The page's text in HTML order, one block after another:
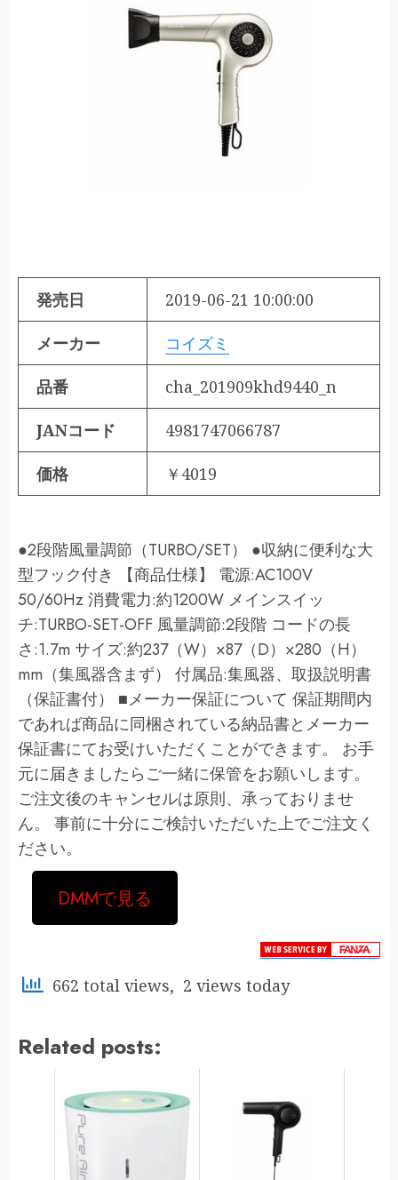
発売日 2019-06-21 10:00:00
メーカー コイズミ
品番 cha_201909khd9440_n
JANコード 4981747066787
価格 ￥4019
●2段階風量調節（TURBO/SET） ●収納に便利な大
型フック付き 【商品仕様】 電源:AC100V
50/60Hz 消費電力:約1200W メインスイッ
チ:TURBO-SET-OFF 風量調節:2段階 コードの長
さ:1.7m サイズ:約237（W）×87（D）×280（H）
mm（集風器含まず） 付属品:集風器、取扱説明書
（保証書付） ■メーカー保証について 保証期間内
であれば商品に同梱されている納品書とメーカー
保証書にてお受けいただくことができます。 お手
元に届きましたらご一緒に保管をお願いします。
ご注文後のキャンセルは原則、承っておりませ
ん。 事前に十分にご検討いただいた上でご注文く
ださい。
DMMで見る
662 total views, 2 views today
Related posts: